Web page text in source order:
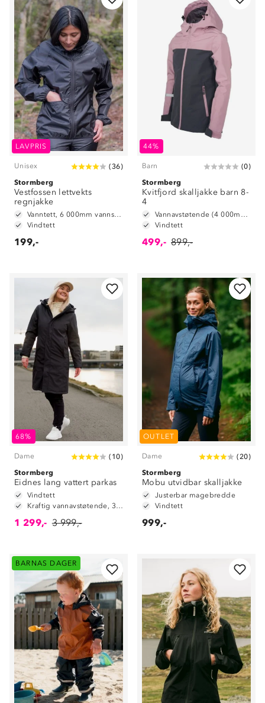
LAVPRIS
Unisex (36)
Stormberg
Vestfossen lettvekts
regnjakke
Vanntett, 6 000mm vannsøyle
Vindtett
199,-
44%
Barn (0)
Stormberg
Kvitfjord skalljakke barn 8-
4
Vannavstøtende (4 000mm vannsøyle)
Vindtett
499,- 899,-
68%
Dame ( 10)
Stormberg
Eidnes lang vattert parkas
Vindtett
Kraftig vannavstøtende, 3.000mm vannsøyle
1 299,- 3 999,-
OUTLET
Dame (20)
Stormberg
Mobu utvidbar skalljakke
Justerbar magebredde
Vindtett
999,-
BARNAS DAGER